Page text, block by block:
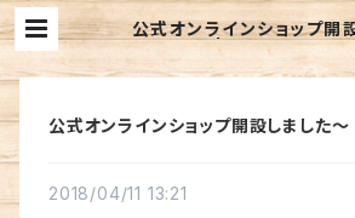
公式オンラインショップ開
た〜 | BEARS
公式オンラインショップ開設しました〜
2018/04/11 13:21